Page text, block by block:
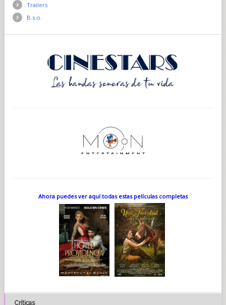
Trailers
B.s.o.
Ahora puedes ver aquí todas estas películas completas
Críticas